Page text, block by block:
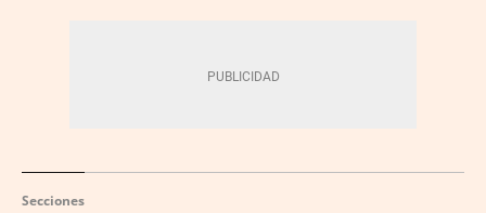
Secciones